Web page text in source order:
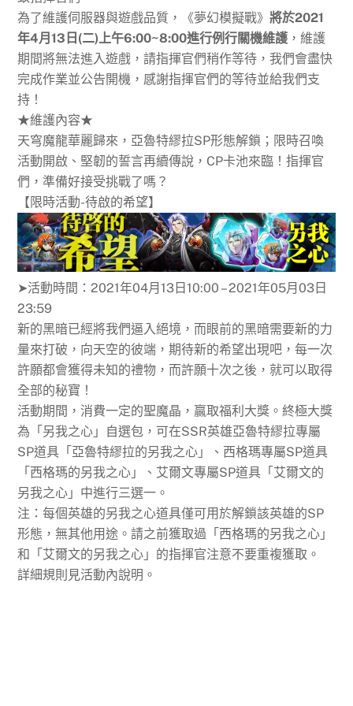
為了維護伺服器與遊戲品質，《夢幻模擬戰》將於2021
年4月13日(二)上午6:00~8:00進行例行關機維護 ，維護
期間將無法進入遊戲，請指揮官們稍作等待，我們會盡快
完成作業並公告開機，感謝指揮官們的等待並給我們支
持！
★維護內容★
天穹魔龍華麗歸來，亞魯特繆拉SP形態解鎖；限時召喚
活動開啟、堅韌的誓言再續傳說，CP卡池來臨！指揮官
們，準備好接受挑戰了嗎？
【限時活動-待啟的希望】
➤活動時間：2021年04月13日10:00 – 2021年05月03日
23:59
新的黑暗已經將我們逼入絕境，而眼前的黑暗需要新的力
量來打破，向天空的彼端，期待新的希望出現吧，每一次
許願都會獲得未知的禮物，而許願十次之後，就可以取得
全部的秘寶！
活動期間，消費一定的聖魔晶，贏取福利大獎。終極大獎
為「另我之心」自選包，可在SSR英雄亞魯特繆拉專屬
SP道具「亞魯特繆拉的另我之心」、西格瑪專屬SP道具
「西格瑪的另我之心」、艾爾文專屬SP道具「艾爾文的
另我之心」中進行三選一。
注：每個英雄的另我之心道具僅可用於解鎖該英雄的SP
形態​​，無其他用途。請之前獲取過「西格瑪的另我之心」
和「艾爾文的另我之心」的指揮官注意不要重複獲取。
詳細規則見活動內說明。